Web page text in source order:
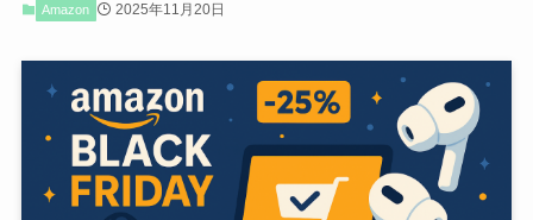
Amazon 2025年11月20日